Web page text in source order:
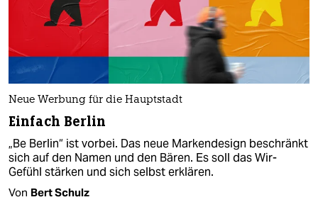
Neue Werbung für die Hauptstadt
Einfach Berlin
„Be Berlin“ ist vorbei. Das neue Markendesign beschränkt
sich auf den Namen und den Bären. Es soll das Wir-
Gefühl stärken und sich selbst erklären.
Von Bert Schulz